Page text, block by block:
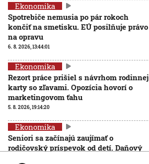
Ekonomika
Spotrebiče nemusia po pár rokoch
končiť na smetisku. EÚ posilňuje právo
na opravu
6. 8. 2026, 13:44:01
Ekonomika
Rezort práce prišiel s návrhom rodinnej
karty so zľavami. Opozícia hovorí o
marketingovom ťahu
5. 8. 2026, 19:14:20
Ekonomika
Seniori sa začínajú zaujímať o
rodičovský príspevok od detí. Daňový